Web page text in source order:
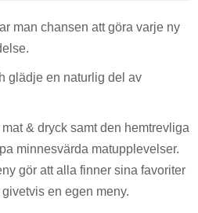
man chansen att göra varje ny
glädje en naturlig del av
& dryck samt den hemtrevliga
minnesvärda matupplevelser.
gör att alla finner sina favoriter
en egen meny.